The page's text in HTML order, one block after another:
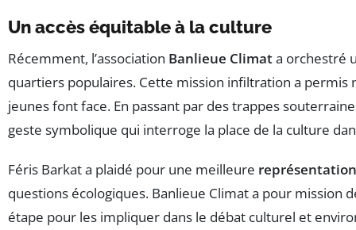
Un accès équitable à la culture
Récemment, l’association Banlieue Climata orchestré
quartiers populaires. Cette mission infiltration a permis
jeunes font face. En passant par des trappes
geste symbolique qui interroge la place de la culture
Féris Barkat a plaidé pour une meilleure représentation
questions écologiques. Banlieue Climat a pour
étape pour les impliquer dans le débat culturel et